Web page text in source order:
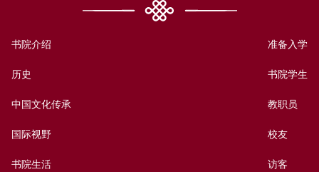
书院介绍
历史
中国文化传承
国际视野
书院生活
准备入学
书院学生
教职员
校友
访客